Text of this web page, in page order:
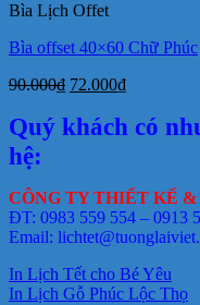
Bìa Lịch Offet
Bìa offset 40×60 Chữ Phúc
90.000₫ Giá
là:
72.000₫Giá
tại
Quý khách có
hệ:
CÔNG TY THIẾT KẾ
ĐT: 0983 559 554 – 0913
Email:
In Lịch Tết cho Bé Yêu
In Lịch Gỗ Phúc Lộc Thọ